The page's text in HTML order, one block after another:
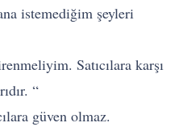
istemediğim şeyleri
Satıcılara karşı
“
güven olmaz.